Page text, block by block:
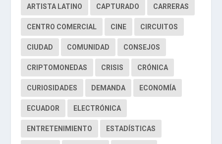
ARTISTA LATINO CAPTURADO CARRERAS
CENTRO COMERCIAL CINE CIRCUITOS
CIUDAD COMUNIDAD CONSEJOS
CRIPTOMONEDAS CRISIS CRÓNICA
CURIOSIDADES DEMANDA ECONOMÍA
ECUADOR ELECTRÓNICA
ENTRETENIMIENTO ESTADÍSTICAS